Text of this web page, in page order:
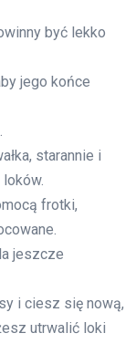
być lekko
jego końce
starannie i
frotki,
jeszcze
i ciesz się nową,
utrwalić loki